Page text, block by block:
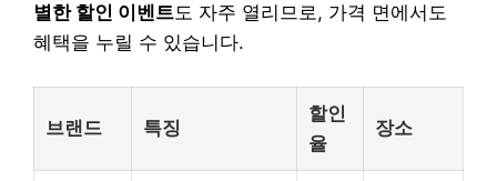
별한 할인 이벤트도 자주 열리므로, 가격 면에서도
혜택을 누릴 수 있습니다.
브랜드 특징
할인
율
장소